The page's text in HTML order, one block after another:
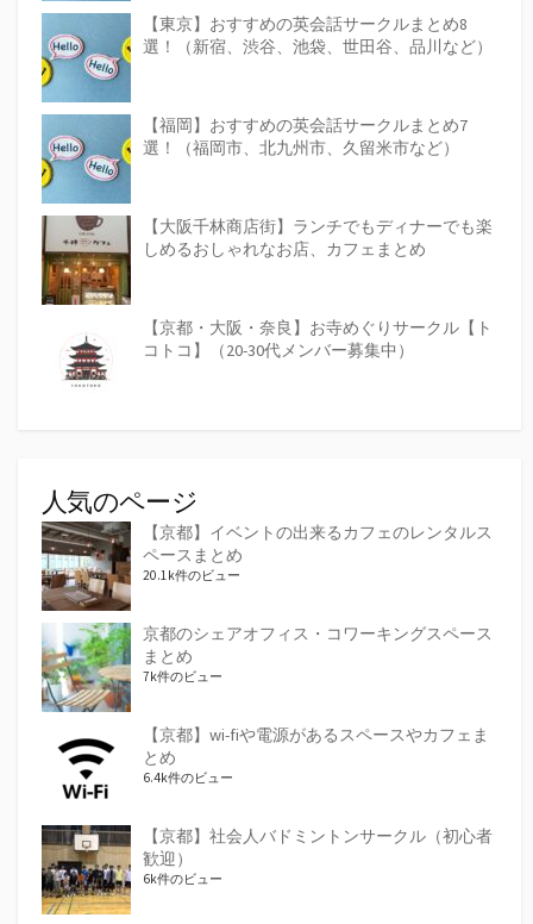
【東京】おすすめの英会話サークルまとめ8
選！（新宿、渋谷、池袋、世田谷、品川など）
【福岡】おすすめの英会話サークルまとめ7
選！（福岡市、北九州市、久留米市など）
【大阪千林商店街】ランチでもディナーでも楽
しめるおしゃれなお店、カフェまとめ
【京都・大阪・奈良】お寺めぐりサークル【ト
コトコ】（20-30代メンバー募集中）
人気のページ
【京都】イベントの出来るカフェのレンタルス
ペースまとめ
20.1k件のビュー
京都のシェアオフィス・コワーキングスペース
まとめ
7k件のビュー
【京都】wi-fiや電源があるスペースやカフェま
とめ
6.4k件のビュー
【京都】社会人バドミントンサークル（初心者
歓迎）
6k件のビュー